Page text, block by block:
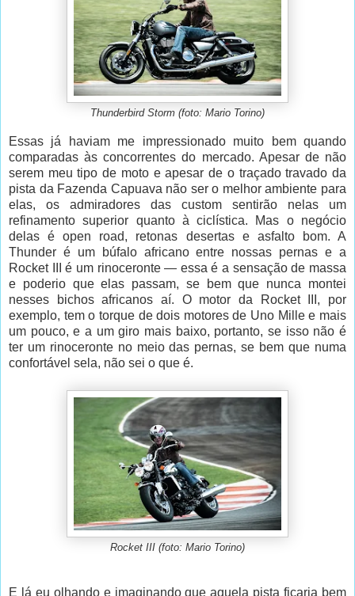
Thunderbird Storm (foto: Mario Torino)
Essas já haviam me impressionado muito bem quando
comparadas às concorrentes do mercado. Apesar de não
serem meu tipo de moto e apesar de o traçado travado da
pista da Fazenda Capuava não ser o melhor ambiente para
elas, os admiradores das custom sentirão nelas um
refinamento superior quanto à ciclística. Mas o negócio
delas é open road, retonas desertas e asfalto bom. A
Thunder é um búfalo africano entre nossas pernas e a
Rocket III é um rinoceronte — essa é a sensação de massa
e poderio que elas passam, se bem que nunca montei
nesses bichos africanos aí. O motor da Rocket III, por
exemplo, tem o torque de dois motores de Uno Mille e mais
um pouco, e a um giro mais baixo, portanto, se isso não é
ter um rinoceronte no meio das pernas, se bem que numa
confortável sela, não sei o que é.
Rocket III (foto: Mario Torino)
E lá eu olhando e imaginando que aquela pista ficaria bem